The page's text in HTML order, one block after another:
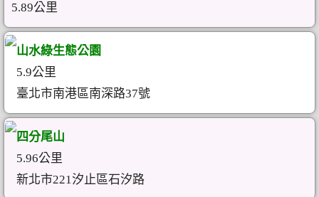
5.89公里
山水綠生態公園
5.9公里
臺北市南港區南深路37號
四分尾山
5.96公里
新北市221汐止區石汐路